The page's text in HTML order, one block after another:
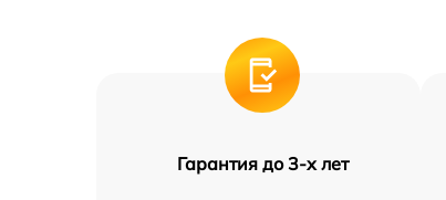
Гарантия до 3-х лет